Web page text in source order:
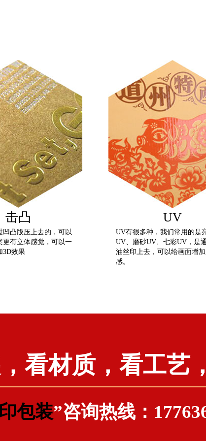
击凸
凹凸版压上去的，可以
更有立体感觉，可以一
3D效果
UV
UV有很多种，我们常用的是
UV、磨砂UV、七彩UV，是
油丝印上去，可以给画面增
感。
看材质，看工艺
包装”咨询热线：